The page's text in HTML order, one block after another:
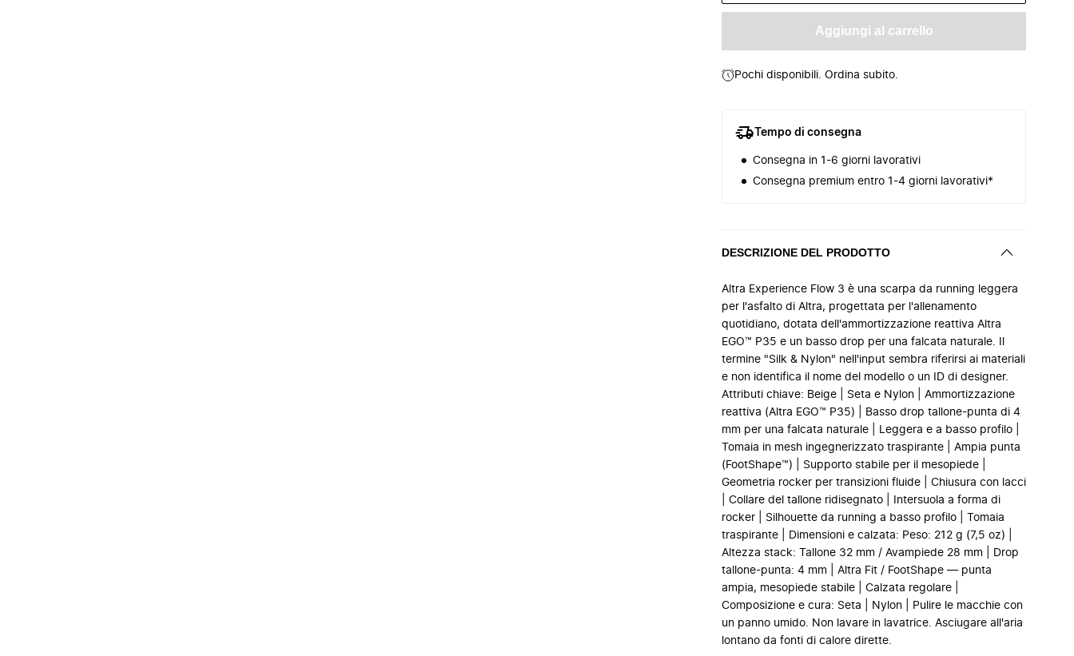
Aggiungi al carrello
Pochi disponibili. Ordina subito.
Tempo di consegna
Consegna in 1-6 giorni lavorativi
Consegna premium entro 1-4 giorni lavorativi*
DESCRIZIONE DEL PRODOTTO
Altra Experience Flow 3 è una scarpa da running leggera
per l'asfalto di Altra, progettata per l'allenamento
quotidiano, dotata dell'ammortizzazione reattiva Altra
EGO™ P35 e un basso drop per una falcata naturale. Il
termine "Silk & Nylon" nell'input sembra riferirsi ai materiali
e non identifica il nome del modello o un ID di designer.
Attributi chiave: Beige | Seta e Nylon | Ammortizzazione
reattiva (Altra EGO™ P35) | Basso drop tallone-punta di 4
mm per una falcata naturale | Leggera e a basso profilo |
Tomaia in mesh ingegnerizzato traspirante | Ampia punta
(FootShape™) | Supporto stabile per il mesopiede |
Geometria rocker per transizioni fluide | Chiusura con lacci
| Collare del tallone ridisegnato | Intersuola a forma di
rocker | Silhouette da running a basso profilo | Tomaia
traspirante | Dimensioni e calzata: Peso: 212 g (7,5 oz) |
Altezza stack: Tallone 32 mm / Avampiede 28 mm | Drop
tallone-punta: 4 mm | Altra Fit / FootShape — punta
ampia, mesopiede stabile | Calzata regolare |
Composizione e cura: Seta | Nylon | Pulire le macchie con
un panno umido. Non lavare in lavatrice. Asciugare all'aria
lontano da fonti di calore dirette.